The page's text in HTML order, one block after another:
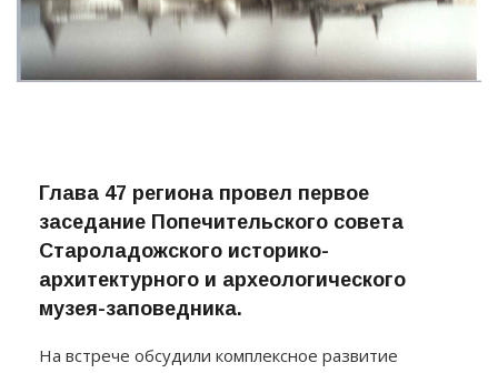
Глава 47 региона провел первое
заседание Попечительского совета
Староладожского историко-
архитектурного и археологического
музея-заповедника.
На встрече обсудили комплексное развитие